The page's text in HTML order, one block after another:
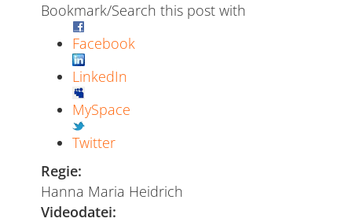
Bookmark/Search this post with
Facebook
LinkedIn
MySpace
Twitter
Regie:
Hanna Maria Heidrich
Videodatei: